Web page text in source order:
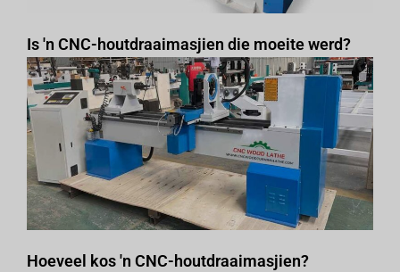
Is 'n CNC-houtdraaimasjien die moeite werd?
Hoeveel kos 'n CNC-houtdraaimasjien?